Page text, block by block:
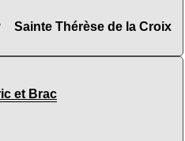
Sainte Thérèse de la Croix
et Brac